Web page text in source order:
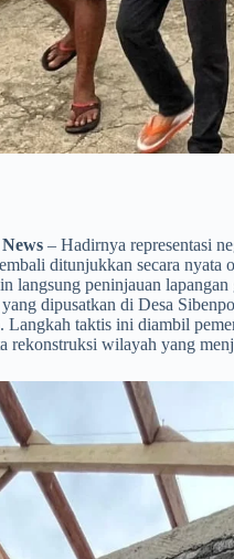
– Hadirnya representasi
ditunjukkan secara nyata
langsung peninjauan
dipusatkan di Desa
taktis ini diambil
rekonstruksi wilayah yang